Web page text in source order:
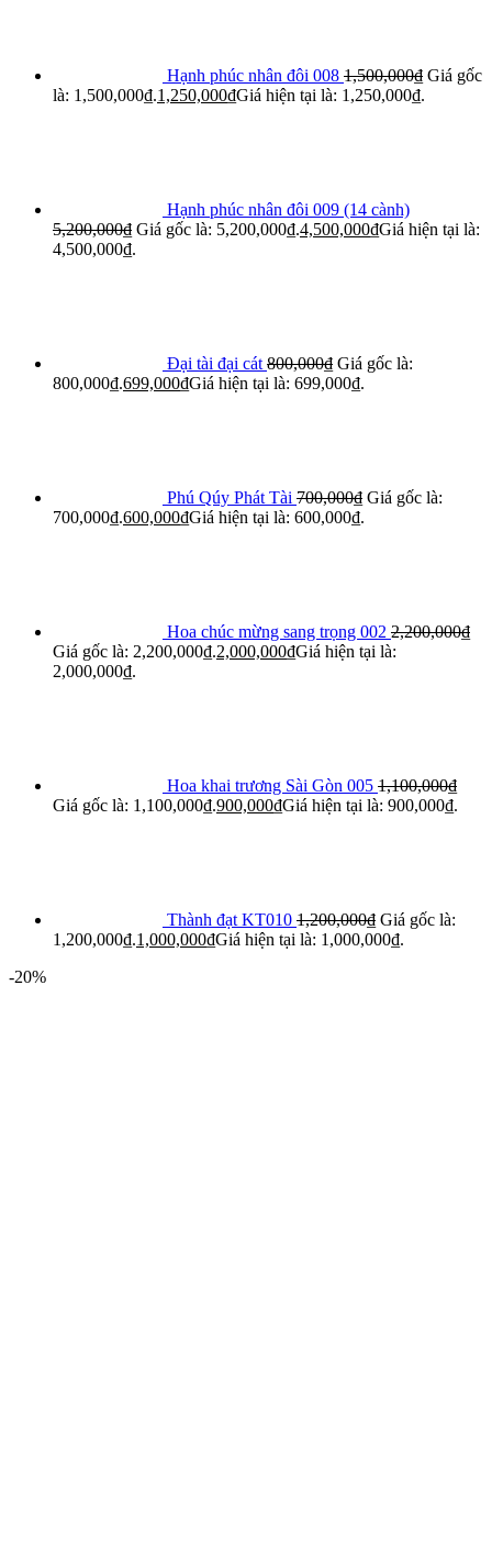
Hạnh phúc nhân đôi 008 1,500,000₫ Giá gốc
là: 1,500,000₫.1,250,000₫Giá hiện tại là: 1,250,000₫.
Hạnh phúc nhân đôi 009 (14 cành)
5,200,000₫ Giá gốc là: 5,200,000₫.4,500,000₫Giá hiện tại là:
4,500,000₫.
Đại tài đại cát 800,000₫ Giá gốc là:
800,000₫.699,000₫Giá hiện tại là: 699,000₫.
Phú Qúy Phát Tài 700,000₫ Giá gốc là:
700,000₫.600,000₫Giá hiện tại là: 600,000₫.
Hoa chúc mừng sang trọng 002 2,200,000₫
Giá gốc là: 2,200,000₫.2,000,000₫Giá hiện tại là:
2,000,000₫.
Hoa khai trương Sài Gòn 005 1,100,000₫
Giá gốc là: 1,100,000₫.900,000₫Giá hiện tại là: 900,000₫.
Thành đạt KT010 1,200,000₫ Giá gốc là:
1,200,000₫.1,000,000₫Giá hiện tại là: 1,000,000₫.
-20%